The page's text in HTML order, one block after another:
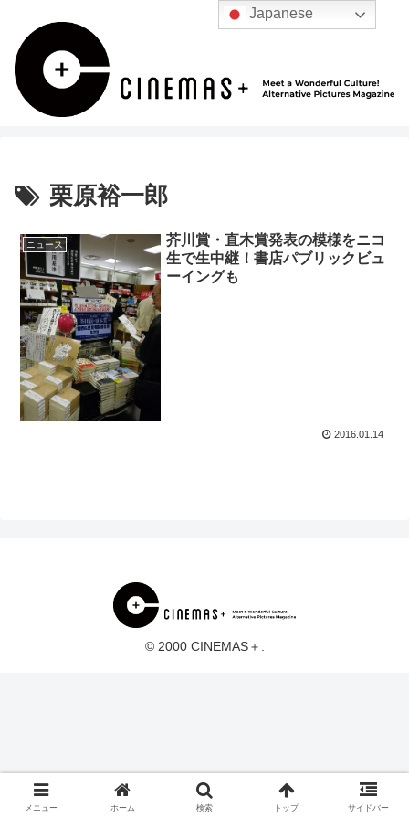
栗原裕一郎
ニュース
芥川賞・直木賞発表の模様をニコ
生で生中継！書店パブリックビュ
ーイングも
2016.01.14
© 2000 CINEMAS＋.
メニュー ホーム 検索 トップ サイドバー
Japanese